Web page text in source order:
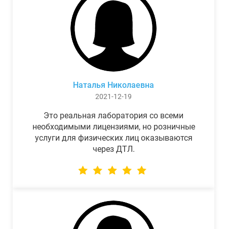
Наталья Николаевна
2021-12-19
Это реальная лаборатория со всеми
необходимыми лицензиями, но розничные
услуги для физических лиц оказываются
через ДТЛ.